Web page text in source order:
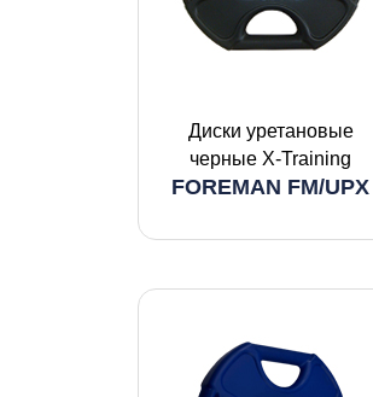
Диски уретановые
черные X-Training
FOREMAN FM/UPX